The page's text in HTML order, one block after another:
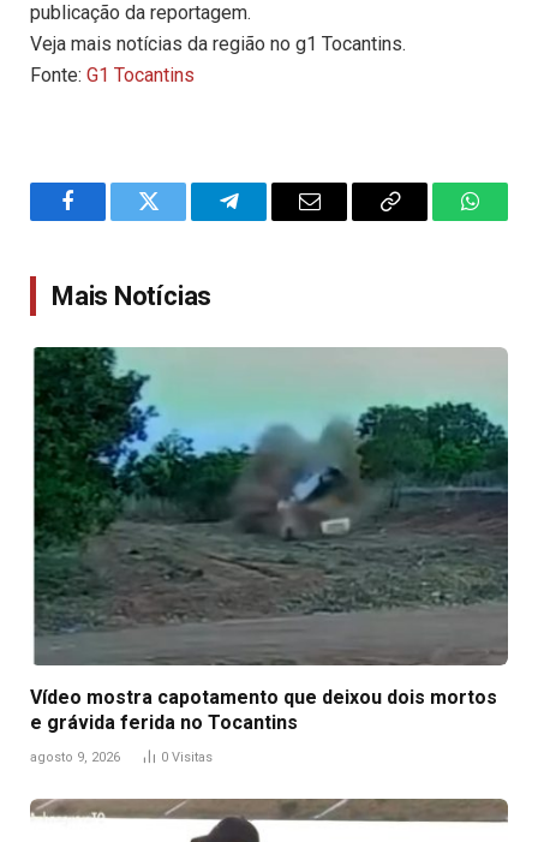
publicação da reportagem.
Veja mais notícias da região no g1 Tocantins.
Fonte: G1 Tocantins
FacebookTwitter TelegramEmail
Copy
Mais Notícias
Vídeo mostra capotamento que deixou dois mortos
e grávida ferida no Tocantins
agosto 9, 2026 0 Visitas